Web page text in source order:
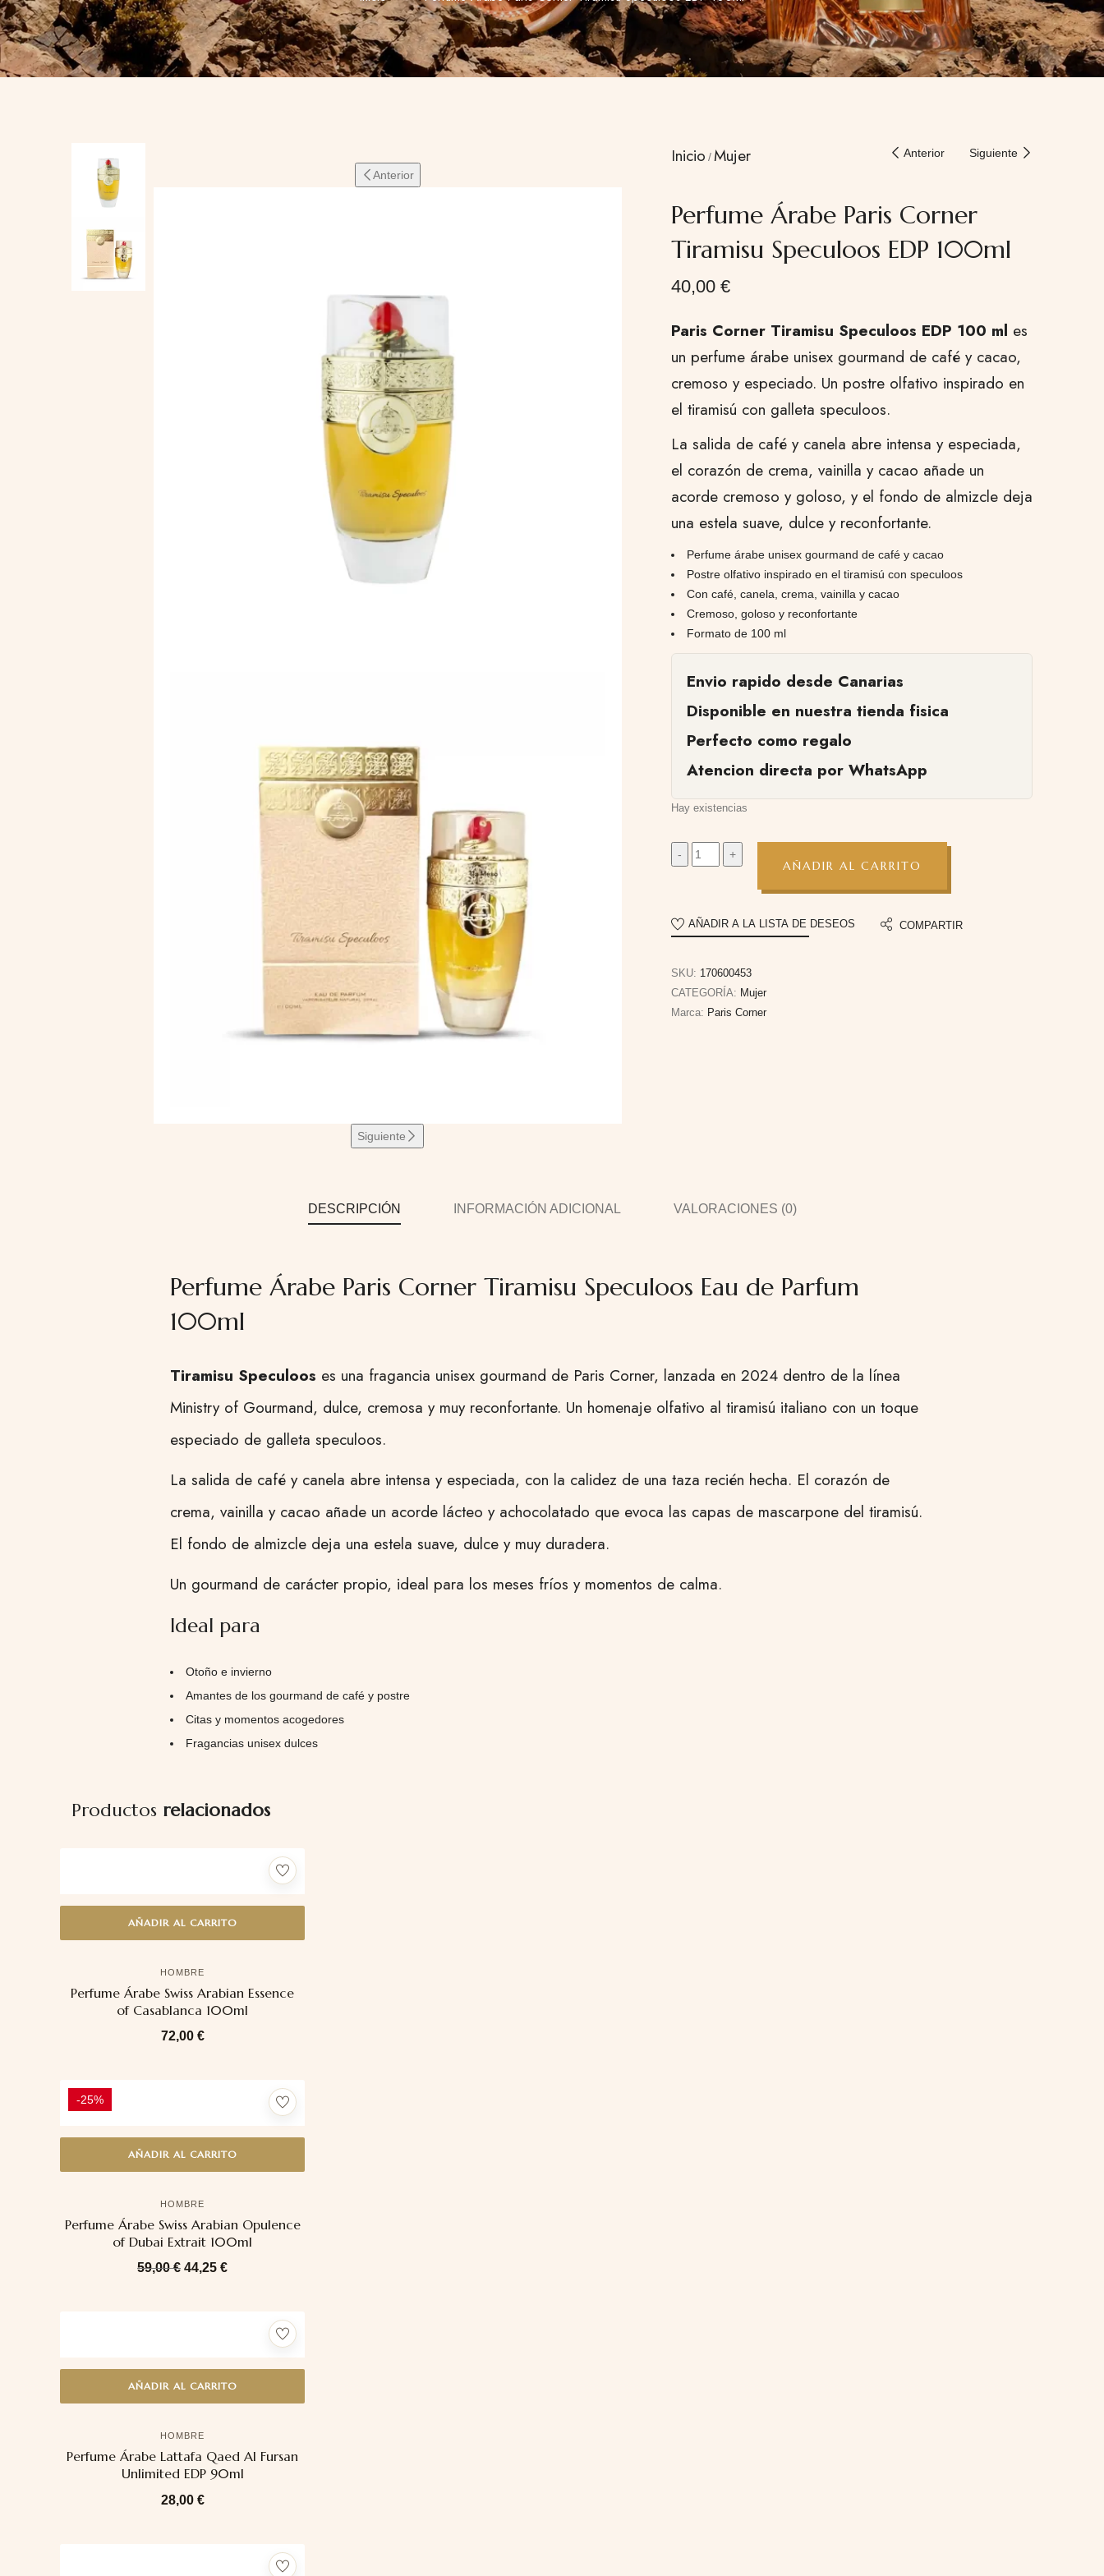
Anterior
Siguiente
Inicio Mujer Anterior Siguiente
Perfume Árabe Paris Corner
Tiramisu Speculoos EDP 100ml
40,00 €
Paris Corner Tiramisu Speculoos EDP 100 ml es
un perfume árabe unisex gourmand de café y cacao,
cremoso y especiado. Un postre olfativo inspirado en
el tiramisú con galleta speculoos.
La salida de café y canela abre intensa y especiada,
el corazón de crema, vainilla y cacao añade un
acorde cremoso y goloso, y el fondo de almizcle deja
una estela suave, dulce y reconfortante.
Perfume árabe unisex gourmand de café y cacao
Postre olfativo inspirado en el tiramisú con speculoos
Con café, canela, crema, vainilla y cacao
Cremoso, goloso y reconfortante
Formato de 100 ml
Envio rapido desde Canarias
Disponible en nuestra tienda fisica
Perfecto como regalo
Atencion directa por WhatsApp
Hay existencias
AÑADIR AL CARRITO
AÑADIR A LA LISTA DE DESEOS COMPARTIR
SKU: 170600453
CATEGORÍA: Mujer
Marca: Paris Corner
DESCRIPCIÓN INFORMACIÓN ADICIONAL VALORACIONES (0)
Perfume Árabe Paris Corner Tiramisu Speculoos Eau de Parfum
100ml
Tiramisu Speculoos es una fragancia unisex gourmand de Paris Corner, lanzada en 2024 dentro de la línea
Ministry of Gourmand, dulce, cremosa y muy reconfortante. Un homenaje olfativo al tiramisú italiano con un toque
especiado de galleta speculoos.
La salida de café y canela abre intensa y especiada, con la calidez de una taza recién hecha. El corazón de
crema, vainilla y cacao añade un acorde lácteo y achocolatado que evoca las capas de mascarpone del tiramisú.
El fondo de almizcle deja una estela suave, dulce y muy duradera.
Un gourmand de carácter propio, ideal para los meses fríos y momentos de calma.
Ideal para
Otoño e invierno
Amantes de los gourmand de café y postre
Citas y momentos acogedores
Fragancias unisex dulces
Productos relacionados
AÑADIR AL CARRITO
HOMBRE
Perfume Árabe Swiss Arabian Essence
of Casablanca 100ml
72,00 €
-25%
AÑADIR AL CARRITO
HOMBRE
Perfume Árabe Swiss Arabian Opulence
of Dubai Extrait 100ml
59,00€ 44,25 €
AÑADIR AL CARRITO
HOMBRE
Perfume Árabe Lattafa Qaed Al Fursan
Unlimited EDP 90ml
28,00 €